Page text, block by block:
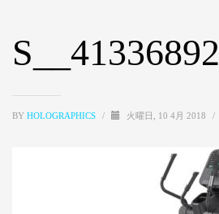
S__41336892
BY HOLOGRAPHICS / 火曜日, 10 4月 2018 /